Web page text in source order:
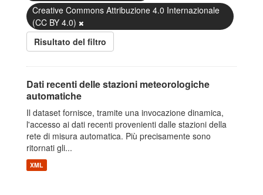
Creative Commons Attribuzione 4.0 Internazionale
(CC BY 4.0)
Risultato del filtro
Dati recenti delle stazioni meteorologiche
automatiche
Il dataset fornisce, tramite una invocazione dinamica,
l'accesso ai dati recenti provenienti dalle stazioni della
rete di misura automatica. Più precisamente sono
ritornati gli...
XML